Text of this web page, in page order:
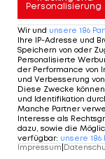
Langlauf-
Norwegen
Sechs Mal
bedeuten
neben je
Mal Bronze
Wertung liegt
dort bei vier
Personalisierung
Wir und unsere 186
Ihre IP-Adresse und
Speichern von oder
Personalisierte
der Performance von
und Verbesserung
Diese Zwecke
und Identifikation
Manche Partner
Interesse als
dazu, sowie die
verfügbar: unsere 186
Impressum